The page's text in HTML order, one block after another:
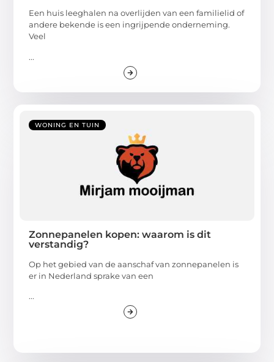
Een huis leeghalen na overlijden van een familielid of
andere bekende is een ingrijpende onderneming.
Veel
...
WONING EN TUIN
Zonnepanelen kopen: waarom is dit
verstandig?
Op het gebied van de aanschaf van zonnepanelen is
er in Nederland sprake van een
...